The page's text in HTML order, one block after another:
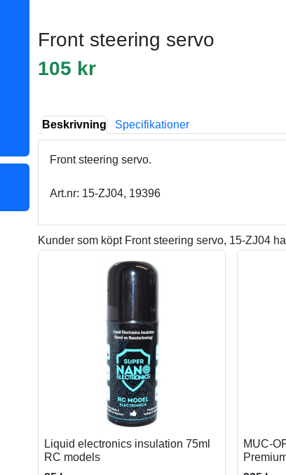
Front steering servo
105 kr
Beskrivning Specifikationer
Front steering servo.
Art.nr: 15-ZJ04, 19396
Kunder som köpt Front steering servo, 15-ZJ04
Liquid electronics insulation 75ml
RC models
MUC-